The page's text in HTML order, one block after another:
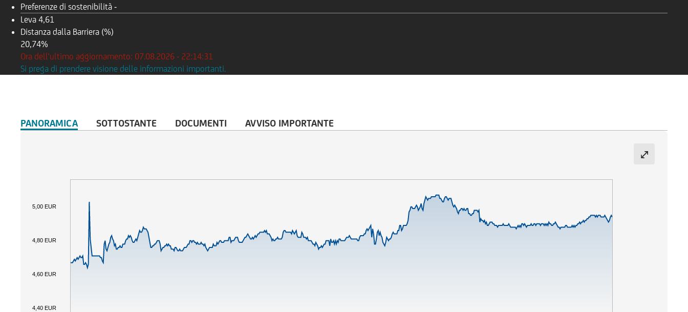
Preferenze di sostenibilità -
Leva 4,61
Distanza dalla Barriera (%)
20,74%
Ora dell'ultimo aggiornamento: 07.08.2026 - 22:14:31
Si prega di prendere visione delle informazioni importanti.
PANORAMICA SOTTOSTANTE DOCUMENTI AVVISO IMPORTANTE
4,40 EUR
4,60 EUR
4,80 EUR
5,00 EUR